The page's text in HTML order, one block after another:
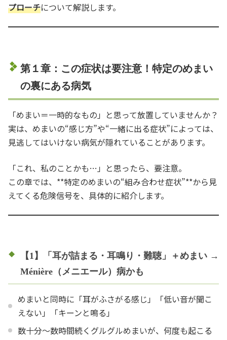
プローチについて解説します。
第１章：この症状は要注意！特定のめまい
の裏にある病気
「めまい＝一時的なもの」と思って放置していませんか？
実は、めまいの“感じ方”や“一緒に出る症状”によっては、
見逃してはいけない病気が隠れていることがあります。
「これ、私のことかも…」と思ったら、要注意。
この章では、**特定のめまいの“組み合わせ症状”**から見
えてくる危険信号を、具体的に紹介します。
【1】「耳が詰まる・耳鳴り・難聴」＋めまい →
Ménière（メニエール）病かも
めまいと同時に「耳がふさがる感じ」「低い音が聞こ
えない」「キーンと鳴る」
数十分〜数時間続くグルグルめまいが、何度も起こる